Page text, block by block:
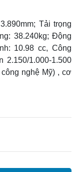
Tải trọng
38.240kg; Động
10.98 cc, Công
2.150/1.000-1.500
nghệ Mỹ) , cơ